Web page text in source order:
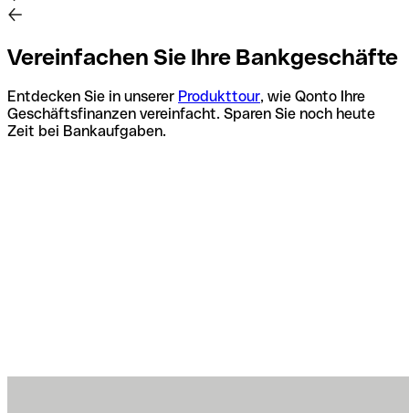
Vereinfachen Sie Ihre Bankgeschäfte
Entdecken Sie in unserer Produkttour, wie Qonto Ihre
Geschäftsfinanzen vereinfacht. Sparen Sie noch heute
Zeit bei Bankaufgaben.